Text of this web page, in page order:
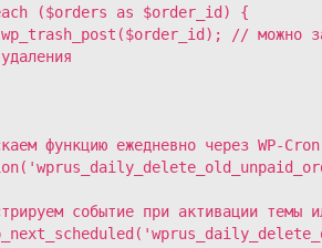
функцию ежедневно через WP-Cron
событие при активации темы